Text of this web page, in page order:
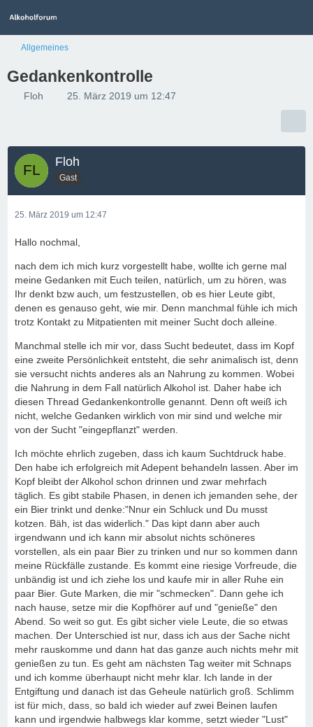
Allgemeines
Gedankenkontrolle
Floh 25. März 2019 um 12:47
Floh
Gast
25. März 2019 um 12:47
Hallo nochmal,
nach dem ich mich kurz vorgestellt habe, wollte ich gerne mal
meine Gedanken mit Euch teilen, natürlich, um zu hören, was
Ihr denkt bzw auch, um festzustellen, ob es hier Leute gibt,
denen es genauso geht, wie mir. Denn manchmal fühle ich mich
trotz Kontakt zu Mitpatienten mit meiner Sucht doch alleine.
Manchmal stelle ich mir vor, dass Sucht bedeutet, dass im Kopf
eine zweite Persönlichkeit entsteht, die sehr animalisch ist, denn
sie versucht nichts anderes als an Nahrung zu kommen. Wobei
die Nahrung in dem Fall natürlich Alkohol ist. Daher habe ich
diesen Thread Gedankenkontrolle genannt. Denn oft weiß ich
nicht, welche Gedanken wirklich von mir sind und welche mir
von der Sucht "eingepflanzt" werden.
Ich möchte ehrlich zugeben, dass ich kaum Suchtdruck habe.
Den habe ich erfolgreich mit Adepent behandeln lassen. Aber im
Kopf bleibt der Alkohol schon drinnen und zwar mehrfach
täglich. Es gibt stabile Phasen, in denen ich jemanden sehe, der
ein Bier trinkt und denke:"Nnur ein Schluck und Du musst
kotzen. Bäh, ist das widerlich." Das kipt dann aber auch
irgendwann und ich kann mir absolut nichts schöneres
vorstellen, als ein paar Bier zu trinken und nur so kommen dann
meine Rückfälle zustande. Es kommt eine riesige Vorfreude, die
unbändig ist und ich ziehe los und kaufe mir in aller Ruhe ein
paar Bier. Gute Marken, die mir "schmecken". Dann gehe ich
nach hause, setze mir die Kopfhörer auf und "genieße" den
Abend. So weit so gut. Es gibt sicher viele Leute, die so etwas
machen. Der Unterschied ist nur, dass ich aus der Sache nicht
mehr rauskomme und dann hat das ganze auch nichts mehr mit
genießen zu tun. Es geht am nächsten Tag weiter mit Schnaps
und ich komme überhaupt nicht mehr klar. Ich lande in der
Entgiftung und danach ist das Geheule natürlich groß. Schlimm
ist für mich, dass, so bald ich wieder auf zwei Beinen laufen
kann und irgendwie halbwegs klar komme, setzt wieder "Lust"